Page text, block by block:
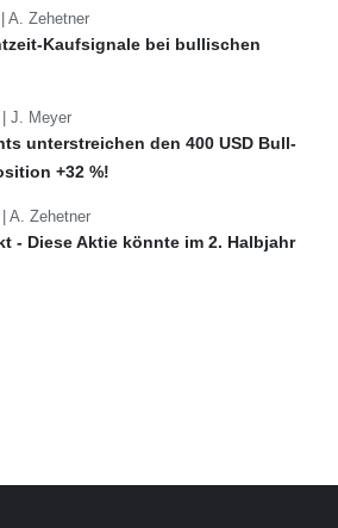
A. Zehetner
Kaufsignale bei bullischen
J. Meyer
unterstreichen den 400 USD Bull-
+32 %!
A. Zehetner
- Diese Aktie könnte im 2. Halbjahr